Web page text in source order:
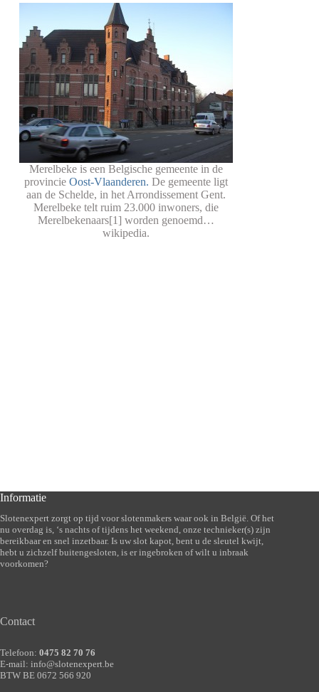
Merelbeke is een Belgische gemeente in de
provincie Oost-Vlaanderen. De gemeente ligt
aan de Schelde, in het Arrondissement Gent.
Merelbeke telt ruim 23.000 inwoners, die
Merelbekenaars[1] worden genoemd…
wikipedia.
Informatie
Slotenexpert zorgt op tijd voor slotenmakers waar ook in België. Of het
nu overdag is, ‘s nachts of tijdens het weekend, onze technieker(s) zijn
bereikbaar en snel inzetbaar. Is uw slot kapot, bent u de sleutel kwijt,
hebt u zichzelf buitengesloten, is er ingebroken of wilt u inbraak
voorkomen?
Contact
Telefoon: 0475 82 70 76
E-mail: info@slotenexpert.be
BTW BE 0672 566 920